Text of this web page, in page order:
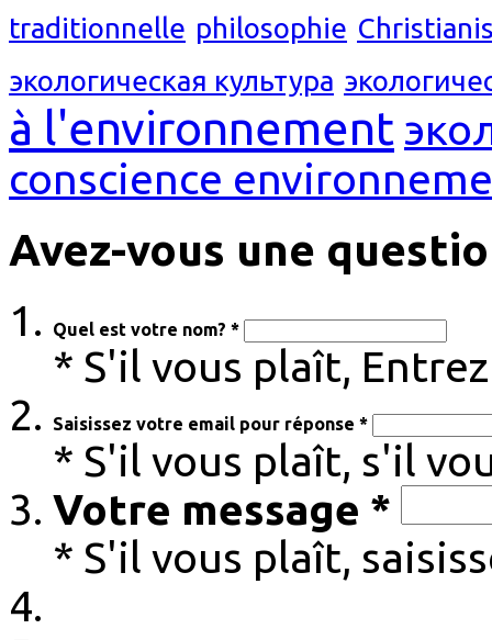
traditionnelle philosophie
экологическая культура
à l'environnement
conscience
Avez-vous une
Quel est votre nom? *
* S'il vous plaît,
Saisissez votre email pour réponse *
* S'il vous plaît, s'il
Votre message *
* S'il vous plaît,